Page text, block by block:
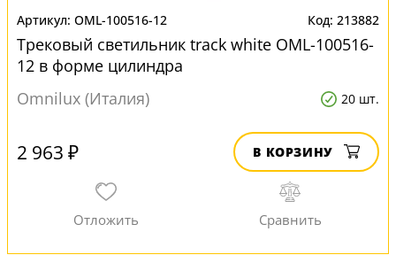
OML-100516-12 213882
Трековый светильник track white OML-100516-
12 в форме цилиндра
Omnilux (Италия)
20 шт.
2 963 ₽ В КОРЗИНУ